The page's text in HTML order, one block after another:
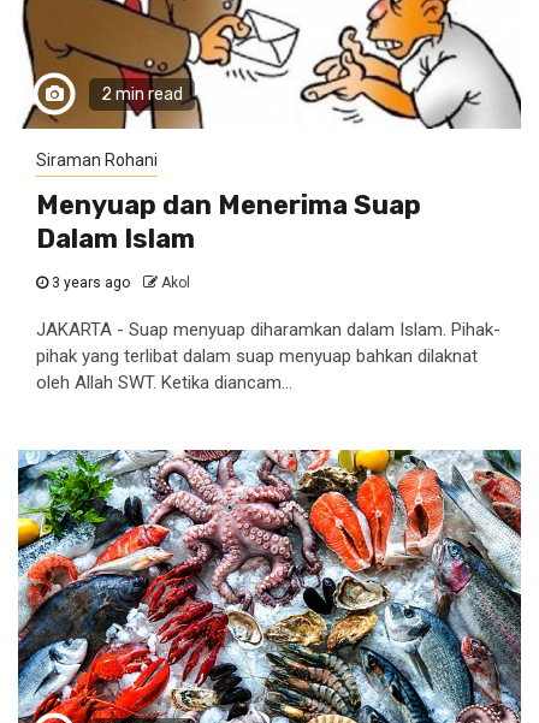
2 min read
Siraman Rohani
Menyuap dan Menerima Suap
Dalam Islam
3 years ago Akol
JAKARTA - Suap menyuap diharamkan dalam Islam. Pihak-
pihak yang terlibat dalam suap menyuap bahkan dilaknat
oleh Allah SWT. Ketika diancam...